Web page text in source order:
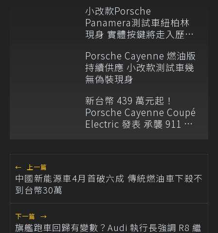
小改款Porsche
Panamera測試車紐柏林
現身 實體按鍵將走入歷
Porsche Cayenne 燃油版
持續供應 小改款測試車幾
無偽裝現身
新台幣 439 萬元起！
Porsche Cayenne Coupé
Electric 發表 承襲 911 設
← 上一篇
中國新能源車4月首破六成 傳統燃油車下殺不
到台幣30萬
下一篇 →
旗艦跑車回歸有變數？Audi 執行長強調 R8 繼